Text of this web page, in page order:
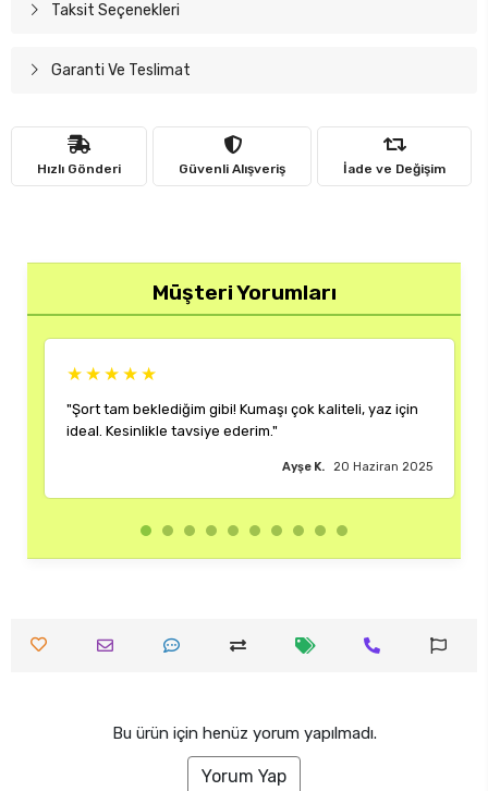
Taksit Seçenekleri
Garanti Ve Teslimat
Hızlı Gönderi Güvenli Alışveriş İade ve Değişim
Müşteri Yorumları
gibi! Kumaşı çok kaliteli, yaz için
tavsiye ederim."
"Rengi ve kalıbı harika.
Bu ürün için henüz yorum yapılmadı.
Yorum Yap